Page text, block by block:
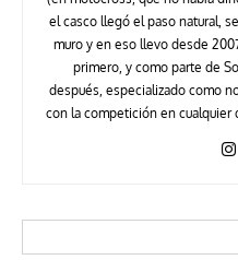
el casco llegó el paso natural,
muro y en eso llevo desde
primero, y como parte de
después, especializado como
con la competición en cualquier